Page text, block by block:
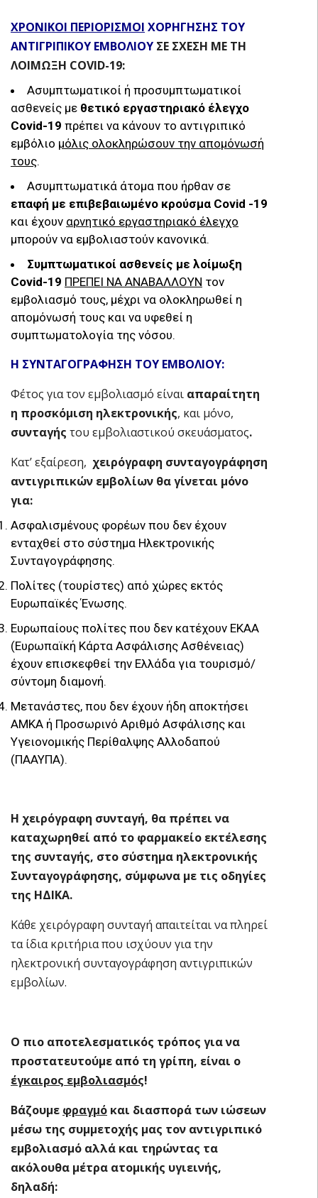
ΧΡΟΝΙΚΟΙ ΠΕΡΙΟΡΙΣΜΟΙ ΧΟΡΗΓΗΣΗΣ ΤΟΥ
ΑΝΤΙΓΡΙΠΙΚΟΥ ΕΜΒΟΛΙΟΥ ΣΕ ΣΧΕΣΗ ΜΕ ΤΗ
ΛΟΙΜΩΞΗ COVID-19:
Ασυμπτωματικοί ή προσυμπτωματικοί
ασθενείς με θετικό εργαστηριακό έλεγχο
Covid-19 πρέπει να κάνουν το αντιγριπικό
εμβόλιο μόλις ολοκληρώσουν την απομόνωσή
τους.
Ασυμπτωματικά άτομα που ήρθαν σε
επαφή με επιβεβαιωμένο κρούσμα Covid -19
και έχουν αρνητικό εργαστηριακό έλεγχο
μπορούν να εμβολιαστούν κανονικά.
Συμπτωματικοί ασθενείς με λοίμωξη
Covid-19 ΠΡΕΠΕΙ ΝΑ ΑΝΑΒΑΛΛΟΥΝ τον
εμβολιασμό τους, μέχρι να ολοκληρωθεί η
απομόνωσή τους και να υφεθεί η
συμπτωματολογία της νόσου.
Η ΣΥΝΤΑΓΟΓΡΑΦΗΣΗ ΤΟΥ ΕΜΒΟΛΙΟΥ:
Φέτος για τον εμβολιασμό είναι απαραίτητη
η προσκόμιση ηλεκτρονικής, και μόνο,
συνταγής του εμβολιαστικού σκευάσματος.
Κατ’ εξαίρεση, χειρόγραφη συνταγογράφηση
αντιγριπικών εμβολίων θα γίνεται μόνο
για:
Ασφαλισμένους φορέων που δεν έχουν
ενταχθεί στο σύστημα Ηλεκτρονικής
Συνταγογράφησης.
Πολίτες (τουρίστες) από χώρες εκτός
Ευρωπαϊκές Ένωσης.
Ευρωπαίους πολίτες που δεν κατέχουν ΕΚΑΑ
(Ευρωπαϊκή Κάρτα Ασφάλισης Ασθένειας)
έχουν επισκεφθεί την Ελλάδα για τουρισμό/
σύντομη διαμονή.
Μετανάστες, που δεν έχουν ήδη αποκτήσει
ΑΜΚΑ ή Προσωρινό Αριθμό Ασφάλισης και
Υγειονομικής Περίθαλψης Αλλοδαπού
(ΠΑΑΥΠΑ).
Η χειρόγραφη συνταγή, θα πρέπει να
καταχωρηθεί από το φαρμακείο εκτέλεσης
της συνταγής, στο σύστημα ηλεκτρονικής
Συνταγογράφησης, σύμφωνα με τις οδηγίες
της ΗΔΙΚΑ.
Κάθε χειρόγραφη συνταγή απαιτείται να πληρεί
τα ίδια κριτήρια που ισχύουν για την
ηλεκτρονική συνταγογράφηση αντιγριπικών
εμβολίων.
Ο πιο αποτελεσματικός τρόπος για να
προστατευτούμε από τη γρίπη, είναι ο
έγκαιρος εμβολιασμός!
Βάζουμε φραγμό και διασπορά των ιώσεων
μέσω της συμμετοχής μας τον αντιγριπικό
εμβολιασμό αλλά και τηρώντας τα
ακόλουθα μέτρα ατομικής υγιεινής,
δηλαδή: